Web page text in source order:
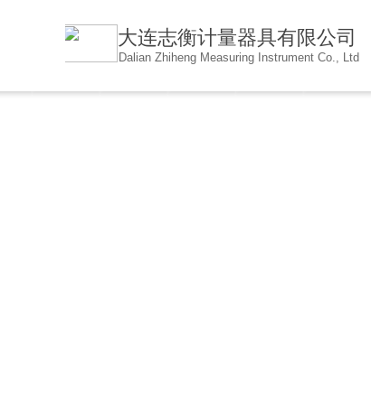
大连志衡计量器具有限公司
Dalian Zhiheng Measuring Instrument Co., Ltd